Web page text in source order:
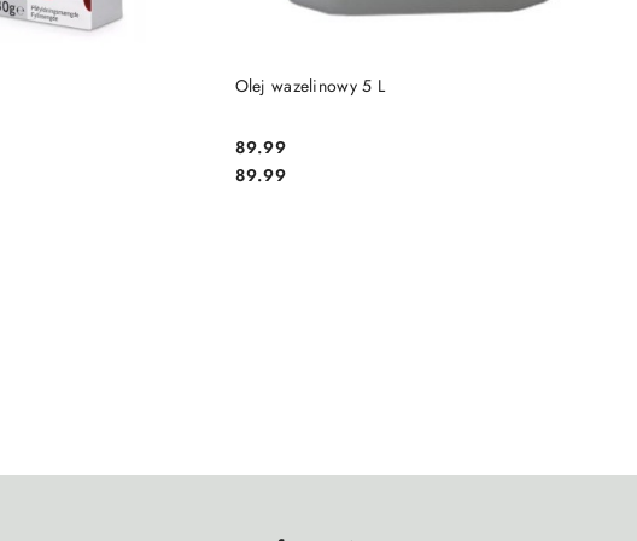
Olej wazelinowy 5 L
Cena:
89.99
Cena:
89.99
PRODUKT NIEDOSTĘPNY